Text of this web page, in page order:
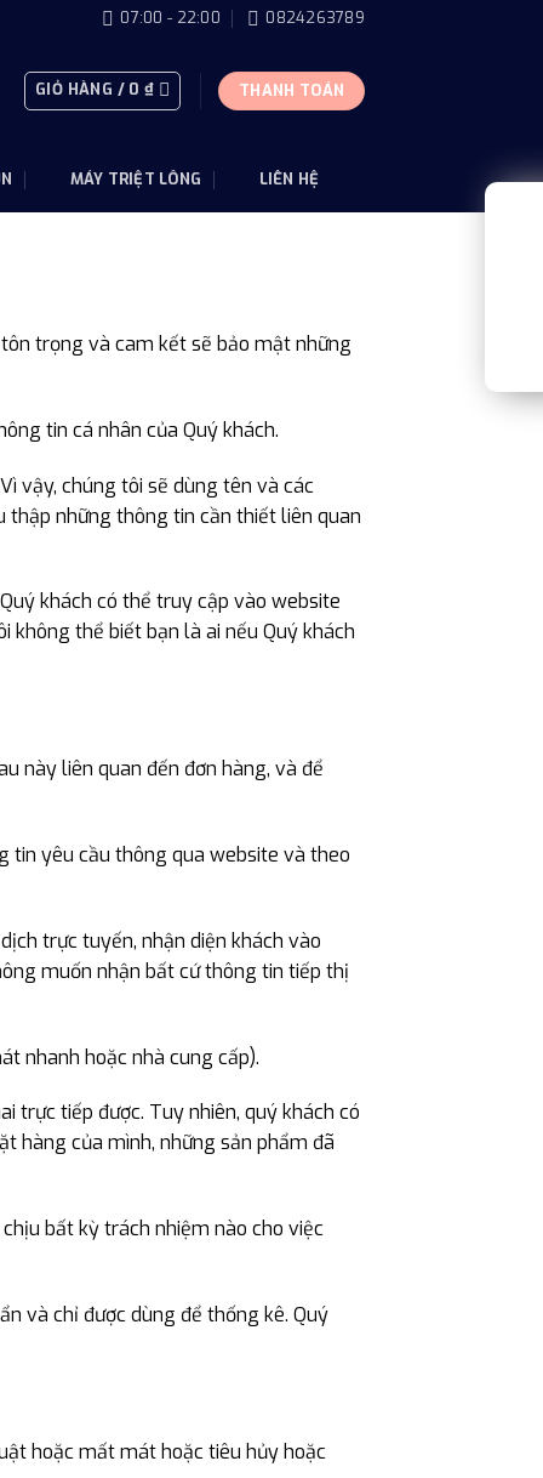
07:00 - 22:00 0824263789
GIỎ HÀNG / 0₫ THANH TOÁN
MÁY TRIỆT LÔNG LIÊN HỆ
trọng và cam kết sẽ bảo mật những
tin cá nhân của Quý khách.
vậy, chúng tôi sẽ dùng tên và các
thập những thông tin cần thiết liên quan
khách có thể truy cập vào website
không thể biết bạn là ai nếu Quý khách
này liên quan đến đơn hàng, và để
tin yêu cầu thông qua website và theo
trực tuyến, nhận diện khách vào
muốn nhận bất cứ thông tin tiếp thị
nhanh hoặc nhà cung cấp).
trực tiếp được. Tuy nhiên, quý khách có
hàng của mình, những sản phẩm đã
bất kỳ trách nhiệm nào cho việc
và chỉ được dùng để thống kê. Quý
hoặc mất mát hoặc tiêu hủy hoặc